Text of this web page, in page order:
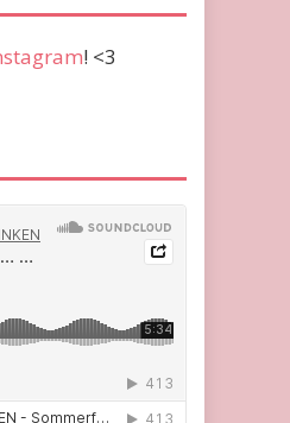
! <3